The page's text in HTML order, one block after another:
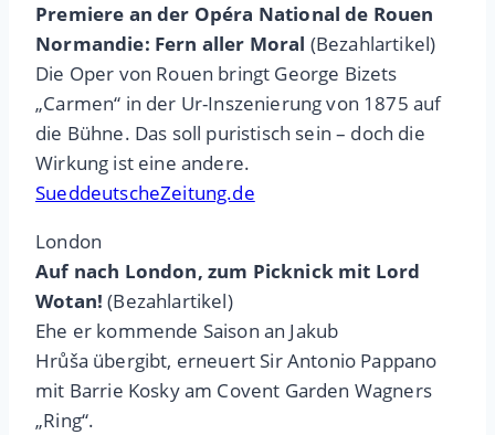
Premiere an der Opéra National de Rouen
Normandie: Fern aller Moral (Bezahlartikel)
Die Oper von Rouen bringt George Bizets
„Carmen“ in der Ur-Inszenierung von 1875 auf
die Bühne. Das soll puristisch sein – doch die
Wirkung ist eine andere.
SueddeutscheZeitung.de
London
Auf nach London, zum Picknick mit Lord
Wotan! (Bezahlartikel)
Ehe er kommende Saison an Jakub
Hrůša übergibt, erneuert Sir Antonio Pappano
mit Barrie Kosky am Covent Garden Wagners
„Ring“.